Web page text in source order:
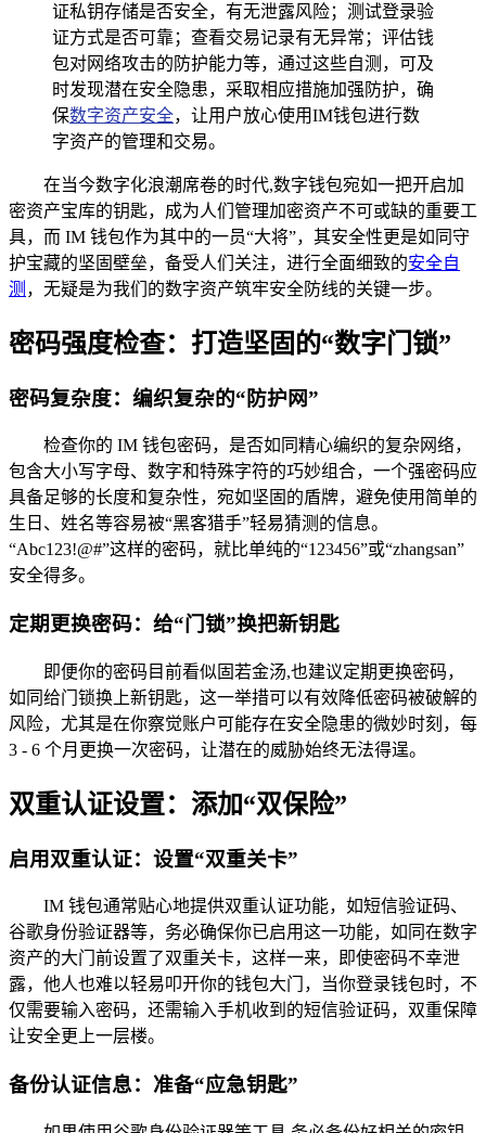
证私钥存储是否安全，有无泄露风险；测试登录验
证方式是否可靠；查看交易记录有无异常；评估钱
包对网络攻击的防护能力等，通过这些自测，可及
时发现潜在安全隐患，采取相应措施加强防护，确
保数字资产安全，让用户放心使用IM钱包进行数
字资产的管理和交易。
在当今数字化浪潮席卷的时代,数字钱包宛如一把开启加
密资产宝库的钥匙，成为人们管理加密资产不可或缺的重要工
具，而 IM 钱包作为其中的一员“大将”，其安全性更是如同守
护宝藏的坚固壁垒，备受人们关注，进行全面细致的安全自
测 ，无疑是为我们的数字资产筑牢安全防线的关键一步。
密码强度检查：打造坚固的“数字门锁”
密码复杂度：编织复杂的“防护网”
检查你的 IM 钱包密码，是否如同精心编织的复杂网络，
包含大小写字母、数字和特殊字符的巧妙组合，一个强密码应
具备足够的长度和复杂性，宛如坚固的盾牌，避免使用简单的
生日、姓名等容易被“黑客猎手”轻易猜测的信息。
“Abc123!@#”这样的密码，就比单纯的“123456”或“zhangsan”
安全得多。
定期更换密码：给“门锁”换把新钥匙
即便你的密码目前看似固若金汤,也建议定期更换密码，
如同给门锁换上新钥匙，这一举措可以有效降低密码被破解的
风险，尤其是在你察觉账户可能存在安全隐患的微妙时刻，每
3 - 6 个月更换一次密码，让潜在的威胁始终无法得逞。
双重认证设置：添加“双保险”
启用双重认证：设置“双重关卡”
IM 钱包通常贴心地提供双重认证功能，如短信验证码、
谷歌身份验证器等，务必确保你已启用这一功能，如同在数字
资产的大门前设置了双重关卡，这样一来，即使密码不幸泄
露，他人也难以轻易叩开你的钱包大门，当你登录钱包时，不
仅需要输入密码，还需输入手机收到的短信验证码，双重保障
让安全更上一层楼。
备份认证信息：准备“应急钥匙”